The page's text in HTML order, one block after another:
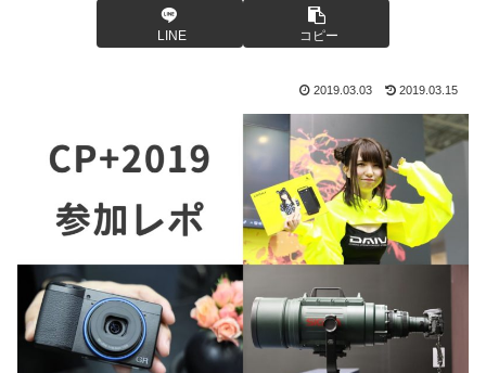
LINE コピー
2019.03.03 2019.03.15